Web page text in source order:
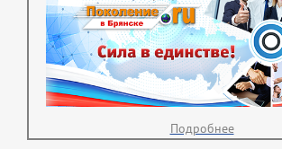
Подробнее